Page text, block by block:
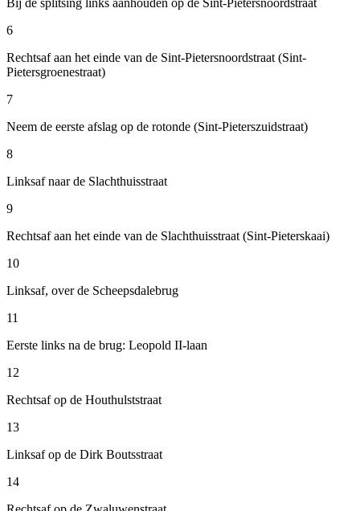
Bij de splitsing links aanhouden op de Sint-Pietersnoordstraat
6
Rechtsaf aan het einde van de Sint-Pietersnoordstraat (Sint-
Pietersgroenestraat)
7
Neem de eerste afslag op de rotonde (Sint-Pieterszuidstraat)
8
Linksaf naar de Slachthuisstraat
9
Rechtsaf aan het einde van de Slachthuisstraat (Sint-Pieterskaai)
10
Linksaf, over de Scheepsdalebrug
11
Eerste links na de brug: Leopold II-laan
12
Rechtsaf op de Houthulststraat
13
Linksaf op de Dirk Boutsstraat
14